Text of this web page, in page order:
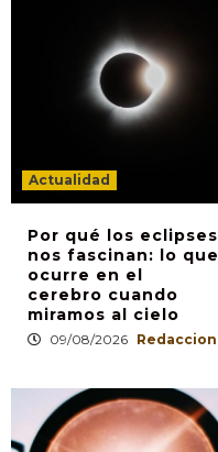
Actualidad
Por qué los eclipses
nos fascinan: lo que
ocurre en el
cerebro cuando
miramos al cielo
09/08/2026 Redaccion